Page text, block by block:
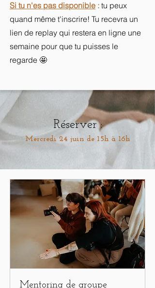
Si tu n'es pas disponible : tu peux
quand même t'inscrire! Tu recevra un
lien de replay qui restera en ligne une
semaine pour que tu puisses le
regarde 🤩
Réserver :
Mercredi 24 juin de 15h à 16h
Mentoring de groupe